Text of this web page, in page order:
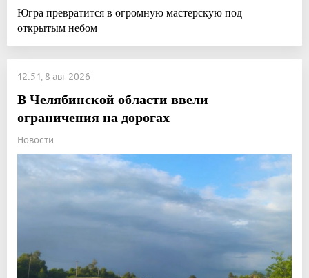
Югра превратится в огромную мастерскую под
открытым небом
12:51, 8 авг 2026
В Челябинской области ввели
ограничения на дорогах
Новости